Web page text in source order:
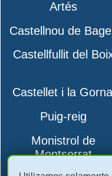
Artés
Castellnou de
Castellfullit del
Castellet i la Gornal
Puig-reig
Monistrol de
Montserrat